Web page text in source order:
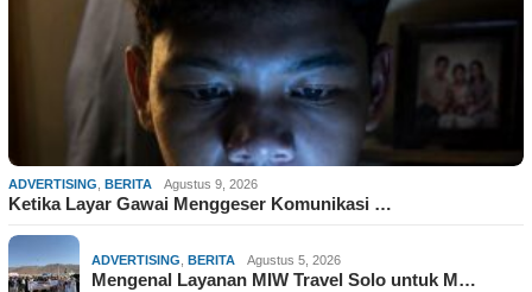
ADVERTISING, BERITA Agustus 9, 2026
Ketika Layar Gawai Menggeser Komunikasi …
ADVERTISING, BERITA Agustus 5, 2026
Mengenal Layanan MIW Travel Solo untuk M…